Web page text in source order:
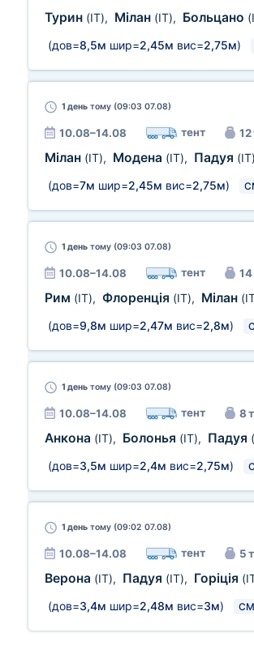
Турин (IT), Мілан (IT), Больцано
(дов=8,5м шир=2,45м вис=2,75м)
1 день тому (09:03 07.08)
10.08–14.08 тент 12
Мілан (IT), Модена (IT), Падуя (IT)
(дов=7м шир=2,45м вис=2,75м)
1 день тому (09:03 07.08)
10.08–14.08 тент 14
Рим (IT), Флоренція (IT), Мілан
(дов=9,8м шир=2,47м вис=2,8м)
1 день тому (09:03 07.08)
10.08–14.08 тент 8 т
Анкона (IT), Болонья (IT), Падуя
(дов=3,5м шир=2,4м вис=2,75м)
1 день тому (09:02 07.08)
10.08–14.08 тент 5 т
Верона (IT), Падуя (IT), Горіція
(дов=3,4м шир=2,48м вис=3м)